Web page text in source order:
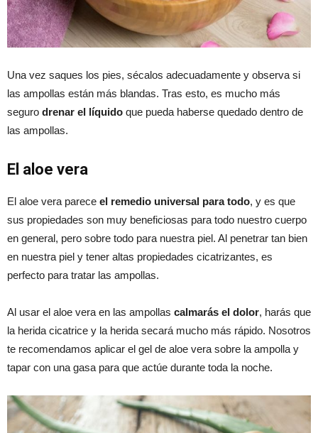
Una vez saques los pies, sécalos adecuadamente y observa si
las ampollas están más blandas. Tras esto, es mucho más
seguro drenar el líquido que pueda haberse quedado dentro de
las ampollas.
El aloe vera
El aloe vera parece el remedio universal para todo, y es que
sus propiedades son muy beneficiosas para todo nuestro cuerpo
en general, pero sobre todo para nuestra piel. Al penetrar tan bien
en nuestra piel y tener altas propiedades cicatrizantes, es
perfecto para tratar las ampollas.
Al usar el aloe vera en las ampollas calmarás el dolor, harás que
la herida cicatrice y la herida secará mucho más rápido. Nosotros
te recomendamos aplicar el gel de aloe vera sobre la ampolla y
tapar con una gasa para que actúe durante toda la noche.